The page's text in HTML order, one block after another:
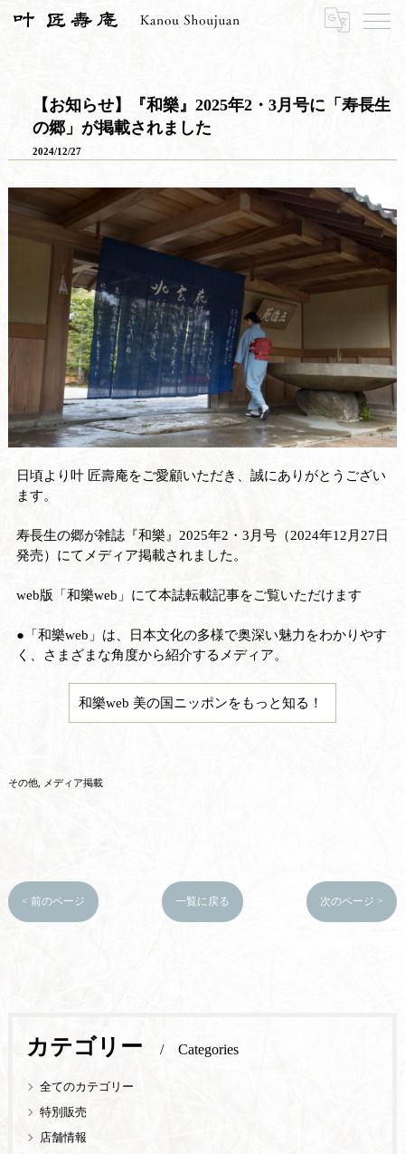
お知らせ 【お知らせ】『和樂』2025年2・3月号に「寿長生の郷」が掲載されました
【お知らせ】『和樂』2025年2・3月号に「寿長生
の郷」が掲載されました
2024/12/27
日頃より叶 匠壽庵をご愛顧いただき、誠にありがとうござい
ます。
寿長生の郷が雑誌『和樂』2025年2・3月号（2024年12月27日
発売）にてメディア掲載されました。
web版「和樂web」にて本誌転載記事をご覧いただけます
●「和樂web」は、日本文化の多様で奥深い魅力をわかりやす
く、さまざまな角度から紹介するメディア。
和樂web 美の国ニッポンをもっと知る！
その他 メディア掲載
< 前のページ 一覧に戻る 次のページ >
カテゴリー Categories
全てのカテゴリー
特別販売
店舗情報